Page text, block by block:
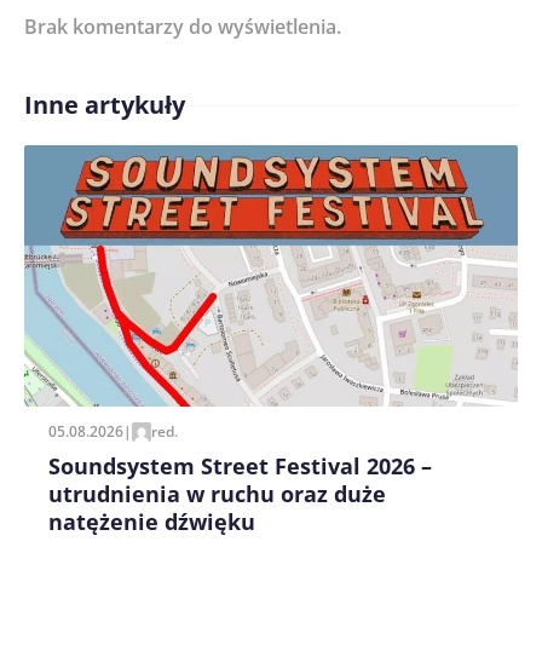
Treść komentarza*
Imię/ Nick*
Zapamiętaj moje dane w tej przeglądarce podczas
pisania kolejnych komentarzy.
Brak komentarzy do wyświetlenia.
Inne artykuły
05.08.2026| red.
Soundsystem Street Festival 2026 –
utrudnienia w ruchu oraz duże
natężenie dźwięku